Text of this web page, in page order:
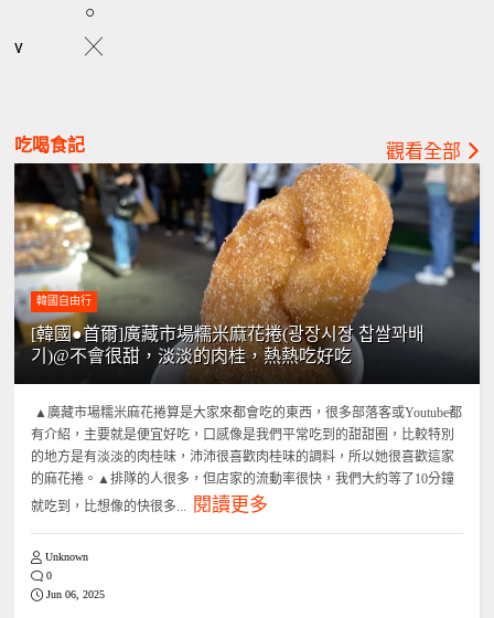
○
v
╳
吃喝食記 觀看全部
韓國自由行
[韓國●首爾]廣藏市場糯米麻花捲(광장시장 찹쌀꽈배
기)@不會很甜，淡淡的肉桂，熱熱吃好吃
▲廣藏市場糯米麻花捲算是大家來都會吃的東西，很多部落客或Youtube都
有介紹，主要就是便宜好吃，口感像是我們平常吃到的甜甜圈，比較特別
的地方是有淡淡的肉桂味，沛沛很喜歡肉桂味的調料，所以她很喜歡這家
的麻花捲。▲排隊的人很多，但店家的流動率很快，我們大約等了10分鐘
就吃到，比想像的快很多...
閱讀更多
Unknown
0
Jun 06, 2025